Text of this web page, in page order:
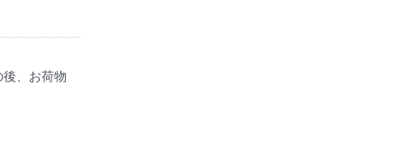
、お荷物